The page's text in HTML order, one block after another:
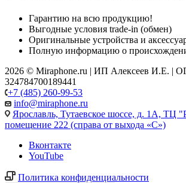
Гарантию на всю продукцию!
Выгодные условия trade-in (обмен)
Оригинальные устройства и
Полную информацию о
2026 © Miraphone.ru | ИП Алексеев И.Е. |
324784700189441
+7 (485) 260-99-53
info@miraphone.ru
Ярославль, Тутаевское шоссе, д. 1А, ТЦ
помещение 222 (справа от выхода «С»)
Вконтакте
YouTube
Политика конфиденциальности